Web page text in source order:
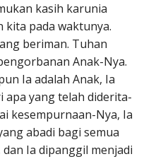
kasih karunia
pada waktunya.
beriman. Tuhan
Anak-Nya.
Ia adalah Anak, Ia
apa yang telah diderita-
kesempurnaan-Nya, Ia
abadi bagi semua
Ia dipanggil menjadi